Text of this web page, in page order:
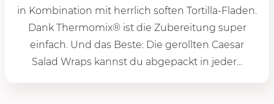
in Kombination mit herrlich soften Tortilla-Fladen.
Dank Thermomix® ist die Zubereitung super
einfach. Und das Beste: Die gerollten Caesar
Salad Wraps kannst du abgepackt in jeder...